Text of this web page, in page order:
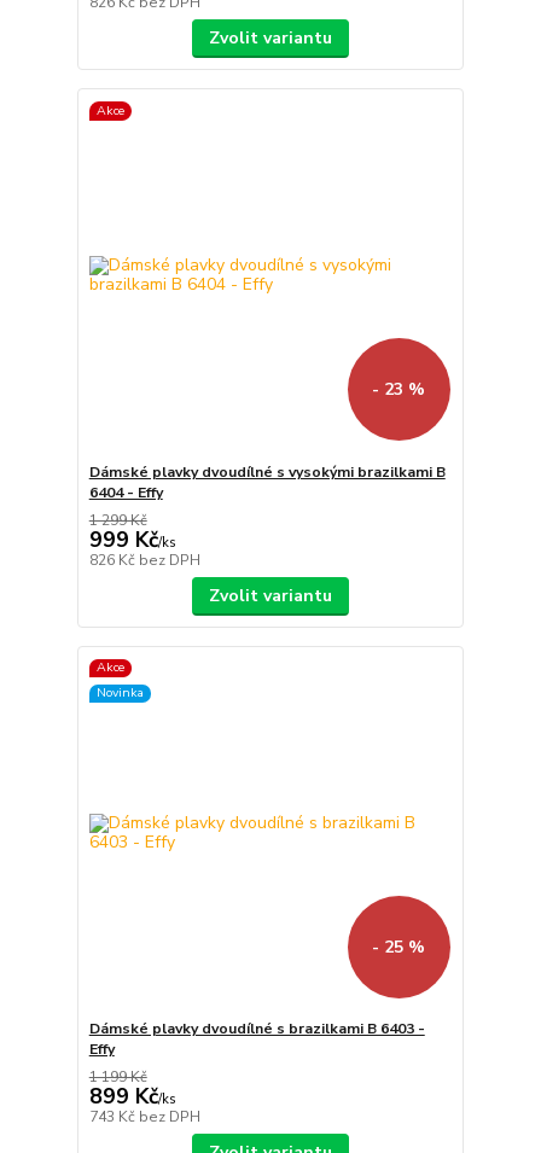
Zvolit variantu
Akce
- 23 %
Dámské plavky dvoudílné s vysokými brazilkami B
6404 - Effy
1 299 Kč
999 Kč/ks
826 Kč bez DPH
Zvolit variantu
Akce
Novinka
- 25 %
Dámské plavky dvoudílné s brazilkami B 6403 -
Effy
1 199 Kč
899 Kč/ks
743 Kč bez DPH